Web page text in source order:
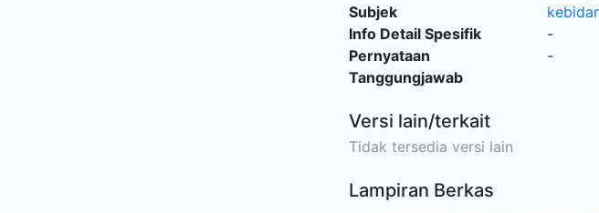
Subjek
Info Detail Spesifik
-
Pernyataan
Tanggungjawab
-
Versi lain/terkait
Tidak tersedia versi lain
Lampiran Berkas